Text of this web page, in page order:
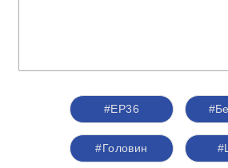
#ЕР36
#Головин